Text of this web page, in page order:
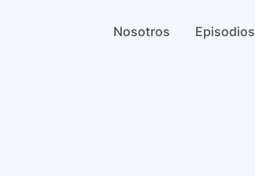
Nosotros Episodios